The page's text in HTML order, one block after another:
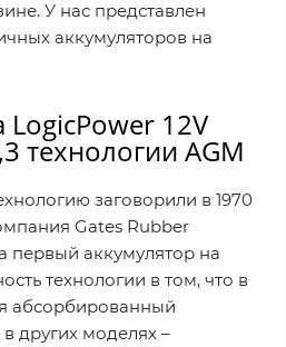
У нас представлен
аккумуляторов на
12V
технологии AGM
заговорили в 1970
Gates Rubber
первый аккумулятор на
технологии в том, что в
абсорбированный
в других моделях –